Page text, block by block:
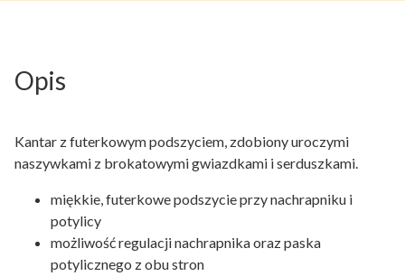
Opis
Kantar z futerkowym podszyciem, zdobiony uroczymi
naszywkami z brokatowymi gwiazdkami i serduszkami.
miękkie, futerkowe podszycie przy nachrapniku i
potylicy
możliwość regulacji nachrapnika oraz paska
potylicznego z obu stron